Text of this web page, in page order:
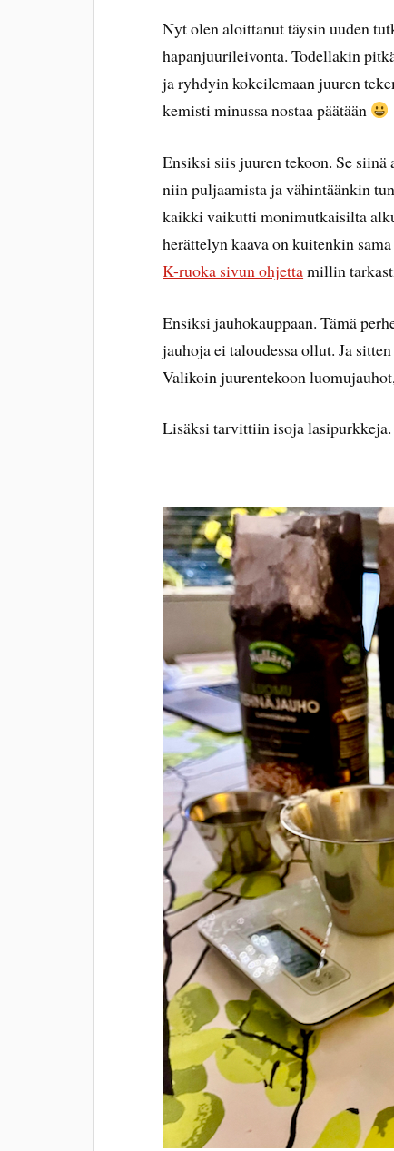
Nyt olen aloittanut täysin uuden
hapanjuurileivonta. Todellakin
ja ryhdyin kokeilemaan juuren
kemisti minussa nostaa päätään
Ensiksi siis juuren tekoon. Se
niin puljaamista ja vähintäänkin
kaikki vaikutti monimutkaisilta
herättelyn kaava on kuitenkin
K-ruoka sivun ohjettamillin
Ensiksi jauhokauppaan. Tämä
jauhoja ei taloudessa ollut. Ja
Valikoin juurentekoon
Lisäksi tarvittiin isoja